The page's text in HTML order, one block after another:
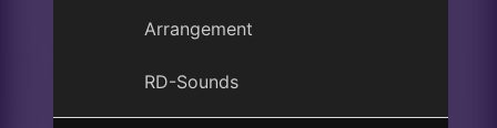
Arrangement
RD-Sounds